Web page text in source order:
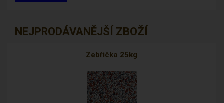
NEJPRODÁVANĚJŠÍ ZBOŽÍ
Zebřička 25kg